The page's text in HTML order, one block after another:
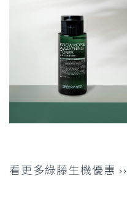
看更多綠藤生機優惠 ››